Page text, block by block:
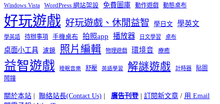
Windows Vista WordPress 網站架設 免費圖庫 動作遊戲 動態桌布
好玩遊戲 好玩遊戲、休閒益智 學日文 學英文
學英語 待辦事項 手機桌布 拍照app 播放器 日文學習 桌布
桌面小工具 濾鏡 照片編輯 物理遊戲 環境音 療癒
益智遊戲 睡眠音樂 舒壓 英語學習 解謎遊戲 計時器
貼圖
鬧鐘
關於本站 | 聯絡站長(Contact Us) | 廣告刊登| 訂閱新文章 / 用 Email